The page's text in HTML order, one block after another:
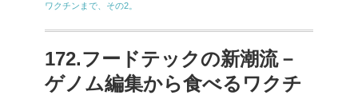
ワクチンまで、その2。
172.フードテックの新潮流－
ゲノム編集から食べるワクチ